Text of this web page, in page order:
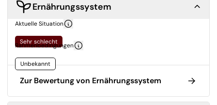
Ernährungssystem
Aktuelle Situation
Sehr schlecht
Rahmenbedingungen
Unbekannt
Zur Bewertung von Ernährungssystem